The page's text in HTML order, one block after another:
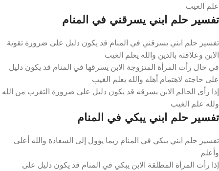
علم الغيب
تفسير حلم ابني يسرقني في المنام
تفسير حلم ابني يسرقني في المنام قد يكون دليل على ضرورة تقوية
الابن وعلاقته بالدين والله يعلم الغيب
في حال رأت المرأة المتزوجة الابن يسرقها في المنام قد يكون دليل
على حاجته لاهتمام أهله والله يعلم الغيب
إذا رأى الحالم الابن يسرقه قد يكون دليل على ضرورة التقرب من الله
ولله علم الغيب
تفسير حلم ابني يبكي في المنام
تفسير حلم ابني يبكي في المنام ربما يؤول إلى السعادة والله أعلى
وأعلم
إذا رأت المرأة المطلقة الابن يبكي في المنام قد يكون دليل على